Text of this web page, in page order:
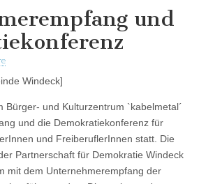
und
Windeck]
Bürger- und Kulturzentrum `kabelmetal´
und die Demokratiekonferenz für
und FreiberuflerInnen statt. Die
Partnerschaft für Demokratie Windeck
mit dem Unternehmerempfang der